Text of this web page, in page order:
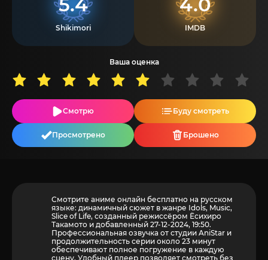
Shikimori IMDB
Ваша оценка
Смотрю Буду смотреть
Просмотрено Брошено
Смотрите аниме онлайн бесплатно на русском
языке: динамичный сюжет в жанре Idols, Music,
Slice of Life, созданный режиссёром Ёсихиро
Такамото и добавленный 27-12-2024, 19:50.
Профессиональная озвучка от студии AniStar и
продолжительность серии около 23 минут
обеспечивают полное погружение в каждую
сцену. Удобный плеер позволяет смотреть без